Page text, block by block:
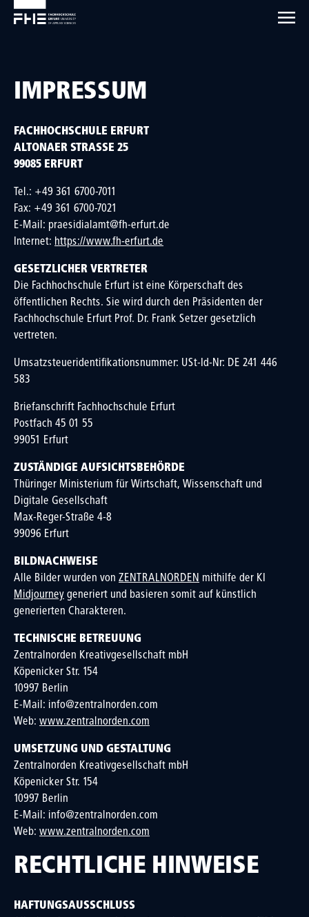
IMPRESSUM
FACHHOCHSCHULE ERFURT
ALTONAER STRASSE 25
99085 ERFURT
Tel.: +49 361 6700-7011
Fax: +49 361 6700-7021
E-Mail: praesidialamt@fh-erfurt.de
Internet: https://www.fh-erfurt.de
GESETZLICHER VERTRETER
Die Fachhochschule Erfurt ist eine Körperschaft des
öffentlichen Rechts. Sie wird durch den Präsidenten der
Fachhochschule Erfurt Prof. Dr. Frank Setzer gesetzlich
vertreten.
Umsatzsteueridentifikationsnummer: USt-Id-Nr: DE 241 446
583
Briefanschrift Fachhochschule Erfurt
Postfach 45 01 55
99051 Erfurt
ZUSTÄNDIGE AUFSICHTSBEHÖRDE
Thüringer Ministerium für Wirtschaft, Wissenschaft und
Digitale Gesellschaft
Max-Reger-Straße 4-8
99096 Erfurt
BILDNACHWEISE
Alle Bilder wurden von ZENTRALNORDEN mithilfe der KI
Midjourney generiert und basieren somit auf künstlich
generierten Charakteren.
TECHNISCHE BETREUUNG
Zentralnorden Kreativgesellschaft mbH
Köpenicker Str. 154
10997 Berlin
E-Mail: info@zentralnorden.com
Web: www.zentralnorden.com
UMSETZUNG UND GESTALTUNG
Zentralnorden Kreativgesellschaft mbH
Köpenicker Str. 154
10997 Berlin
E-Mail: info@zentralnorden.com
Web: www.zentralnorden.com
RECHTLICHE HINWEISE
HAFTUNGSAUSSCHLUSS